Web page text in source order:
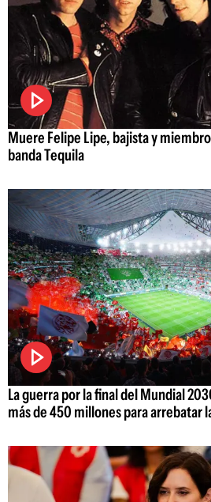
Muere Felipe Lipe, bajista y
banda Tequila
La guerra por la final del Mundial
más de 450 millones para arrebatar